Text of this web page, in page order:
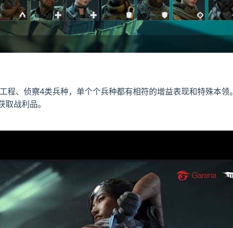
程、侦察4类兵种，单个个兵种都有相符的增益表现和特殊本领。
战利品。